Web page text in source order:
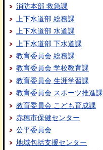
消防本部 救急課
上下水道部 総務課
上下水道部 水道課
上下水道部 下水道課
教育委員会 総務課
教育委員会 学校教育課
教育委員会 生涯学習課
教育委員会 スポーツ推進課
教育委員会 こども育成課
赤穂市保健センター
公平委員会
地域包括支援センター